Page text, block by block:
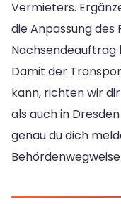
Vermieters.
die Anpassung des
Nachsendeauftrag
Damit der
kann, richten wir
als auch in
genau du dich